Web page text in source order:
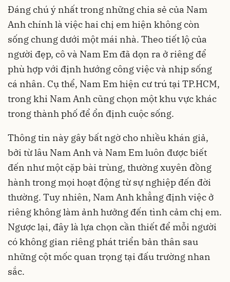
Đáng chú ý nhất trong những chia sẻ của Nam
Anh chính là việc hai chị em hiện không còn
sống chung dưới một mái nhà. Theo tiết lộ của
người đẹp, cô và Nam Em đã dọn ra ở riêng để
phù hợp với định hướng công việc và nhịp sống
cá nhân. Cụ thể, Nam Em hiện cư trú tại TP.HCM,
trong khi Nam Anh cũng chọn một khu vực khác
trong thành phố để ổn định cuộc sống.
Thông tin này gây bất ngờ cho nhiều khán giả,
bởi từ lâu Nam Anh và Nam Em luôn được biết
đến như một cặp bài trùng, thường xuyên đồng
hành trong mọi hoạt động từ sự nghiệp đến đời
thường. Tuy nhiên, Nam Anh khẳng định việc ở
riêng không làm ảnh hưởng đến tình cảm chị em.
Ngược lại, đây là lựa chọn cần thiết để mỗi người
có không gian riêng phát triển bản thân sau
những cột mốc quan trọng tại đấu trường nhan
sắc.